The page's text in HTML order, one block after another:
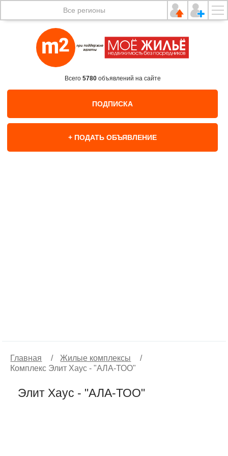
Все регионы
Всего 5780объявлений на сайте
ПОДПИСКА
+ ПОДАТЬ ОБЪЯВЛЕНИЕ
Главная / Жилые комплексы
/
Комплекс Элит Хаус - "АЛА-ТОО"
Элит Хаус - "АЛА-ТОО"